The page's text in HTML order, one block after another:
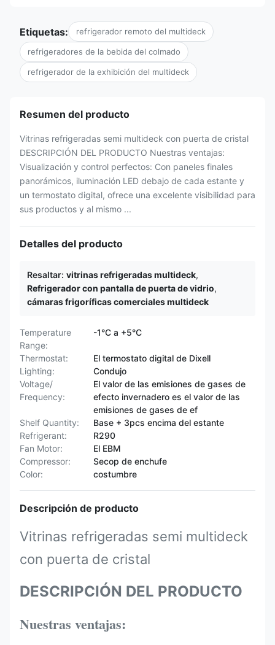
Etiquetas: refrigerador remoto del multideck
refrigeradores de la bebida del colmado
refrigerador de la exhibición del multideck
Resumen del producto
Vitrinas refrigeradas semi multideck con puerta de cristal
DESCRIPCIÓN DEL PRODUCTO Nuestras ventajas:
Visualización y control perfectos:​ Con paneles finales
panorámicos, iluminación LED​ debajo de cada estante y
un termostato digital, ofrece una excelente visibilidad para
sus productos y al mismo ...
Detalles del producto
Resaltar: vitrinas refrigeradas multideck,
Refrigerador con pantalla de puerta de vidrio,
cámaras frigoríficas comerciales multideck
Temperature
Range:
-1°C a +5°C
Thermostat:
El termostato digital de Dixell
Lighting:
Condujo
Voltage/
Frequency:
El valor de las emisiones de gases de
efecto invernadero es el valor de las
emisiones de gases de ef
Shelf Quantity:
Base + 3pcs encima del estante
Refrigerant:
R290
Fan Motor:
El EBM
Compressor:
Secop de enchufe
Color:
costumbre
Descripción de producto
Vitrinas refrigeradas semi multideck
con puerta de cristal
DESCRIPCIÓN DEL PRODUCTO
Nuestras ventajas: